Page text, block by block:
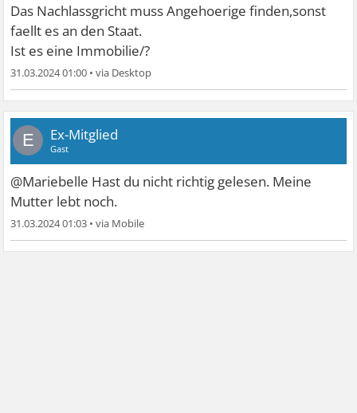
Das Nachlassgricht muss Angehoerige finden,sonst
faellt es an den Staat.
Ist es eine Immobilie/?
31.03.2024 01:00 •
E Ex-Mitglied
Gast
@Mariebelle Hast du nicht richtig gelesen. Meine
Mutter lebt noch.
31.03.2024 01:03 •